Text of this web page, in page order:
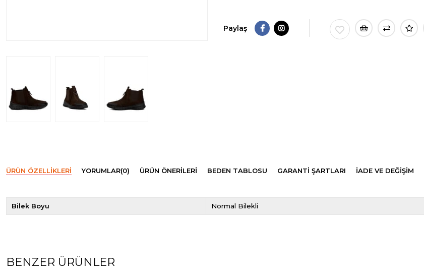
Paylaş
ÜRÜN ÖZELLIKLERI YORUMLAR(0) ÜRÜN ÖNERILERI BEDEN TABLOSU GARANTİ ŞARTLARI İADE VE DEĞİŞİM
Bilek Boyu Normal Bilekli
BENZER ÜRÜNLER